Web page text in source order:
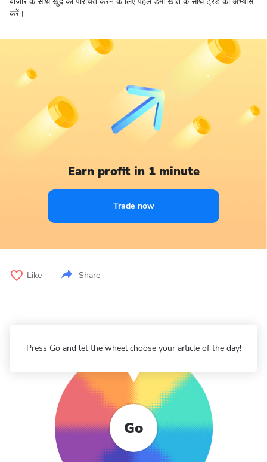
करें।
Earn profit in 1 minute
Trade now
Like Share
Go
Press Go and let the wheel choose your article of the day!